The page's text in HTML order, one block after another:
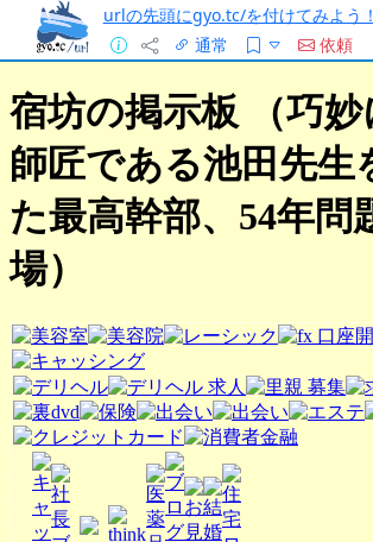
urlの先頭にgyo.tc/を付けてみよう！
通常
依頼